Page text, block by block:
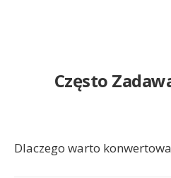
Często
Dlaczego warto